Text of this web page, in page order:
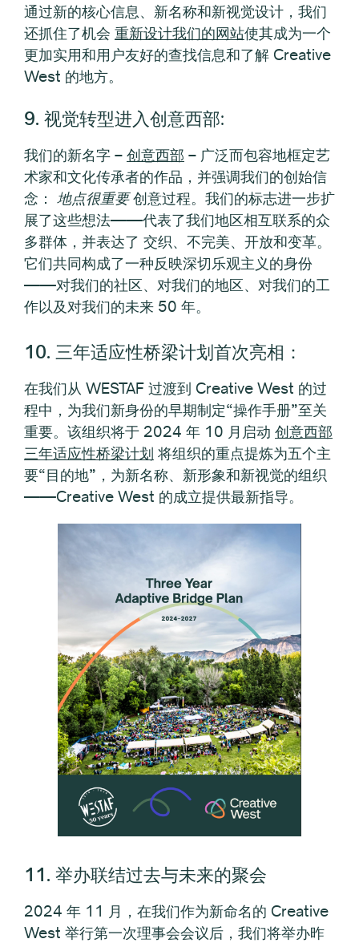
通过新的核心信息、新名称和新视觉设计，我们
还抓住了机会 重新设计我们的网站使其成为一个
更加实用和用户友好的查找信息和了解 Creative
West 的地方。
9. 视觉转型进入创意西部:
我们的新名字 – 创意西部 – 广泛而包容地框定艺
术家和文化传承者的作品，并强调我们的创始信
念： 地点很重要创意过程。我们的标志进一步扩
展了这些想法——代表了我们地区相互联系的众
多群体，并表达了 交织、不完美、开放和变革。
它们共同构成了一种反映深切乐观主义的身份
——对我们的社区、对我们的地区、对我们的工
作以及对我们的未来 50 年。
10. 三年适应性桥梁计划首次亮相：
在我们从 WESTAF 过渡到 Creative West 的过
程中，为我们新身份的早期制定“操作手册”至关
重要。该组织将于 2024 年 10 月启动 创意西部
三年适应性桥梁计划 将组织的重点提炼为五个主
要“目的地”，为新名称、新形象和新视觉的组织
——Creative West 的成立提供最新指导。
11. 举办联结过去与未来的聚会
2024 年 11 月，在我们作为新命名的 Creative
West 举行第一次理事会会议后，我们将举办昨